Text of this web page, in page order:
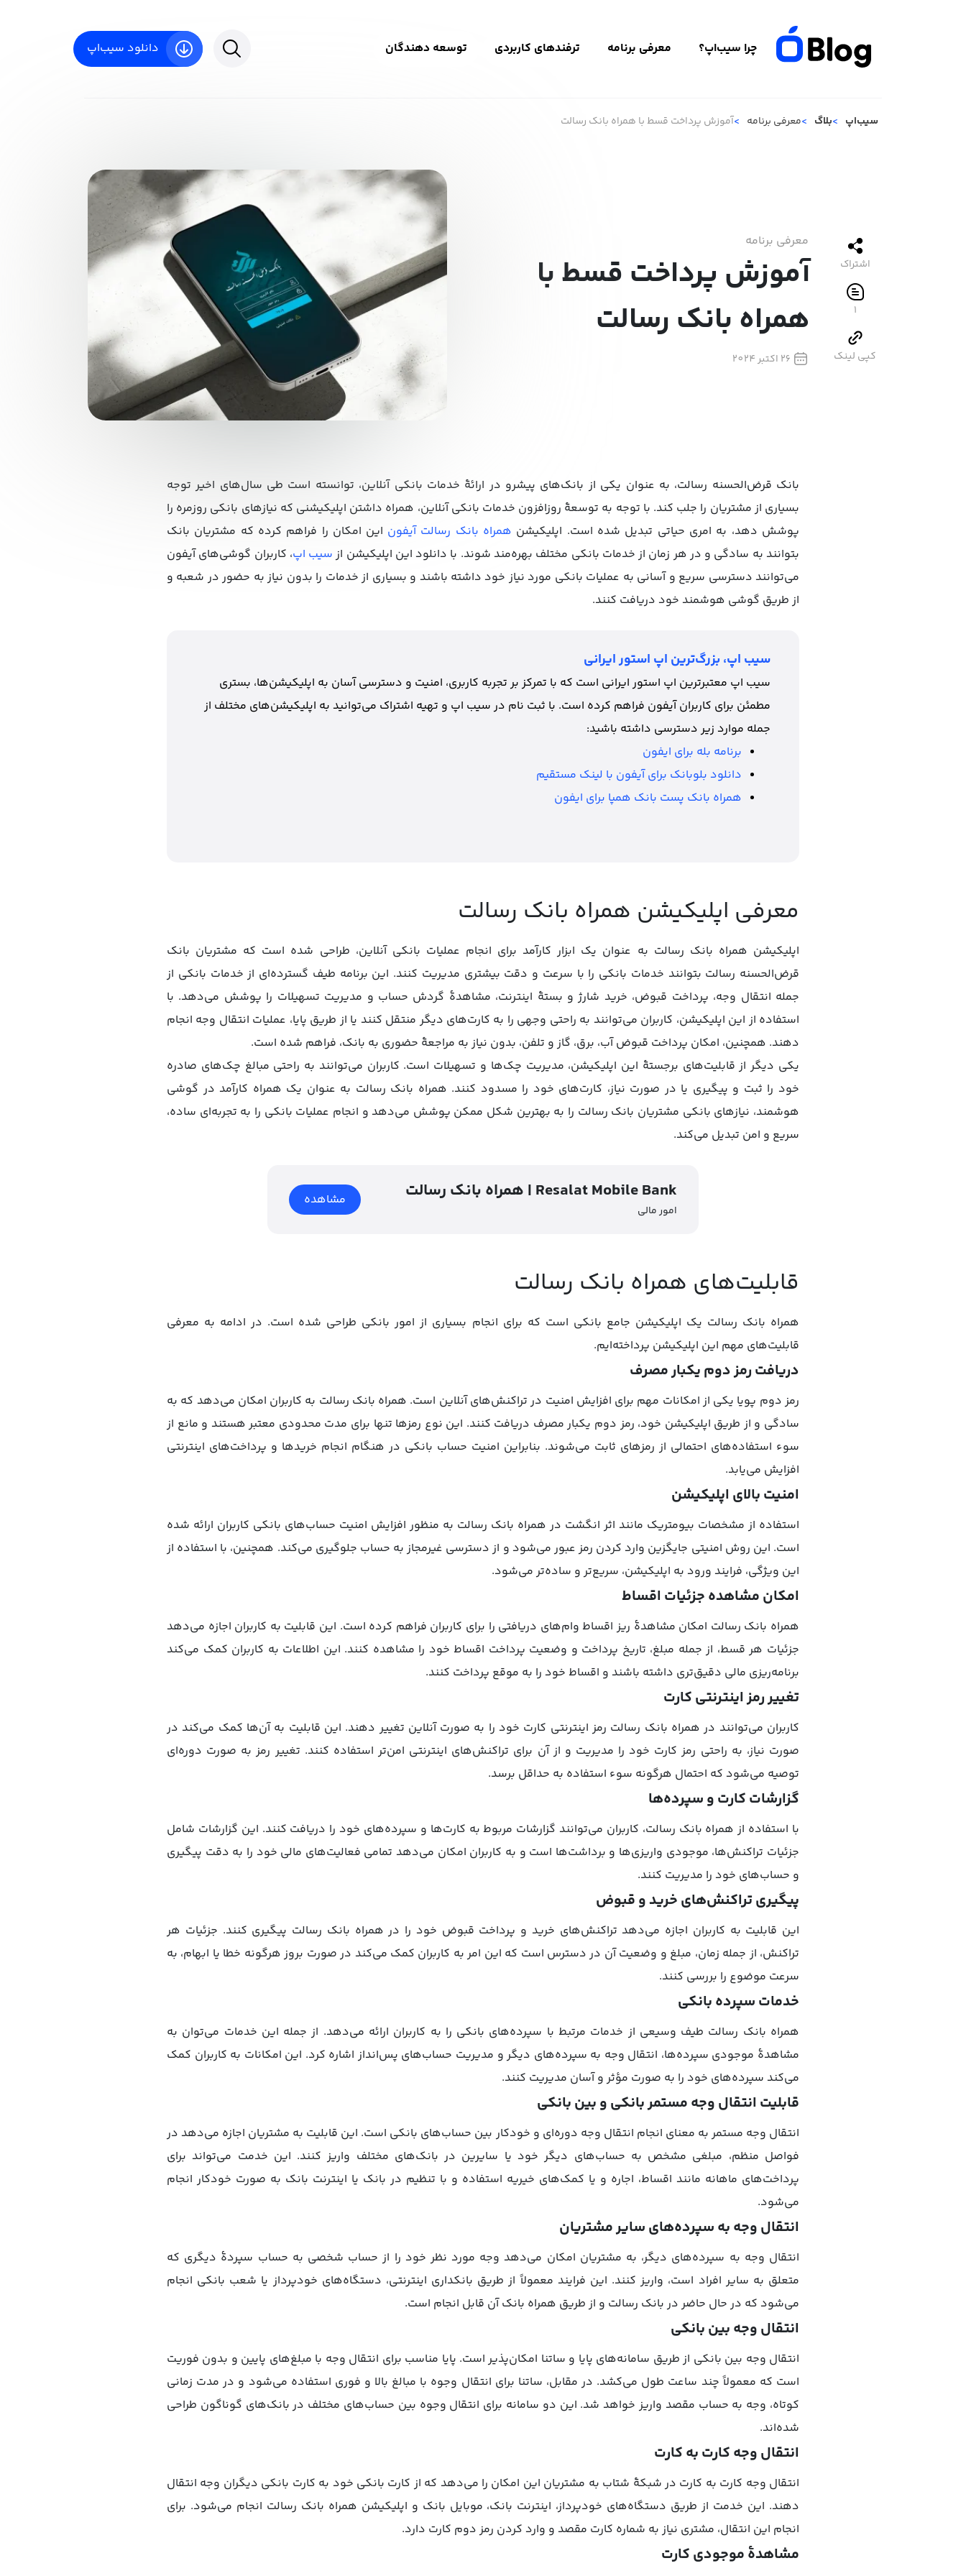
چرا سیب‌اپ؟ معرفی برنامه ترفندهای کاربردی توسعه دهندگان دانلود سیب‌اپ
سیب‌اپ بلاگ معرفی برنامه آموزش پرداخت قسط با همراه بانک رسالت
معرفی برنامه
آموزش پرداخت قسط با
همراه بانک رسالت
26 اکتبر 2024
اشتراک
۱
کپی لینک
بانک قرض‌الحسنه رسالت، به عنوان یکی از بانک‌های پیشرو در ارائۀ خدمات بانکی آنلاین، توانسته است طی سال‌های اخیر توجه
بسیاری از مشتریان را جلب کند. با توجه به توسعۀ روزافزون خدمات بانکی آنلاین، همراه داشتن اپلیکیشنی که نیازهای بانکی روزمره را
پوشش دهد، به امری حیاتی تبدیل شده است. اپلیکیشن همراه بانک رسالت آیفون این امکان را فراهم کرده که مشتریان بانک
بتوانند به سادگی و در هر زمان از خدمات بانکی مختلف بهره‌مند شوند. با دانلود این اپلیکیشن از سیب اپ، کاربران گوشی‌های آیفون
می‌توانند دسترسی سریع و آسانی به عملیات بانکی مورد نیاز خود داشته باشند و بسیاری از خدمات را بدون نیاز به حضور در شعبه و
از طریق گوشی هوشمند خود دریافت کنند.
سیب اپ، بزرگ‌ترین اپ استور ایرانی
سیب اپ معتبرترین اپ استور ایرانی است که با تمرکز بر تجربه کاربری، امنیت و دسترسی آسان به اپلیکیشن‌ها، بستری
مطمئن برای کاربران آیفون فراهم کرده است. با ثبت نام در سیب اپ و تهیه اشتراک می‌توانید به اپلیکیشن‌های مختلف از
جمله موارد زیر دسترسی داشته باشید:
برنامه بله براي ايفون
دانلود بلوبانک برای آیفون با لینک مستقیم
همراه بانک پست بانک همپا برای ایفون
معرفی اپلیکیشن همراه بانک رسالت
اپلیکیشن همراه بانک رسالت به عنوان یک ابزار کارآمد برای انجام عملیات بانکی آنلاین، طراحی شده است که مشتریان بانک
قرض‌الحسنه رسالت بتوانند خدمات بانکی را با سرعت و دقت بیشتری مدیریت کنند. این برنامه طیف گسترده‌ای از خدمات بانکی از
جمله انتقال وجه، پرداخت قبوض، خرید شارژ و بستۀ اینترنت، مشاهدۀ گردش حساب و مدیریت تسهیلات را پوشش می‌دهد. با
استفاده از این اپلیکیشن، کاربران می‌توانند به راحتی وجهی را به کارت‌های دیگر منتقل کنند یا از طریق پایا، عملیات انتقال وجه انجام
دهند. همچنین، امکان پرداخت قبوض آب، برق، گاز و تلفن، بدون نیاز به مراجعۀ حضوری به بانک، فراهم شده است.
یکی دیگر از قابلیت‌های برجستۀ این اپلیکیشن، مدیریت چک‌ها و تسهیلات است. کاربران می‌توانند به راحتی مبالغ چک‌های صادره
خود را ثبت و پیگیری یا در صورت نیاز، کارت‌های خود را مسدود کنند. همراه بانک رسالت به عنوان یک همراه کارآمد در گوشی
هوشمند، نیازهای بانکی مشتریان بانک رسالت را به بهترین شکل ممکن پوشش می‌دهد و انجام عملیات بانکی را به تجربه‌ای ساده،
سریع و امن تبدیل می‌کند.
همراه بانک رسالت | Resalat Mobile Bank
امور مالی
مشاهده
قابلیت‌های همراه بانک رسالت
همراه بانک رسالت یک اپلیکیشن جامع بانکی است که برای انجام بسیاری از امور بانکی طراحی شده است. در ادامه به معرفی
قابلیت‌های مهم این اپلیکیشن پرداخته‌ایم.
دریافت رمز دوم یکبار مصرف
رمز دوم پویا یکی از امکانات مهم برای افزایش امنیت در تراکنش‌های آنلاین است. همراه بانک رسالت به کاربران امکان می‌دهد که به
سادگی و از طریق اپلیکیشن خود، رمز دوم یکبار مصرف دریافت کنند. این نوع رمزها تنها برای مدت محدودی معتبر هستند و مانع از
سوء استفاده‌های احتمالی از رمزهای ثابت می‌شوند. بنابراین امنیت حساب بانکی در هنگام انجام خریدها و پرداخت‌های اینترنتی
افزایش می‌یابد.
امنیت بالای اپلیکیشن
استفاده از مشخصات بیومتریک مانند اثر انگشت در همراه بانک رسالت به منظور افزایش امنیت حساب‌های بانکی کاربران ارائه شده
است. این روش امنیتی جایگزین وارد کردن رمز عبور می‌شود و از دسترسی غیرمجاز به حساب جلوگیری می‌کند. همچنین، با استفاده از
این ویژگی، فرایند ورود به اپلیکیشن، سریع‌تر و ساده‌تر می‌شود.
امکان مشاهده جزئیات اقساط
همراه بانک رسالت امکان مشاهدۀ ریز اقساط وام‌های دریافتی را برای کاربران فراهم کرده است. این قابلیت به کاربران اجازه می‌دهد
جزئیات هر قسط، از جمله مبلغ، تاریخ پرداخت و وضعیت پرداخت اقساط خود را مشاهده کنند. این اطلاعات به کاربران کمک می‌کند
برنامه‌ریزی مالی دقیق‌تری داشته باشند و اقساط خود را به موقع پرداخت کنند.
تغییر رمز اینترنتی کارت
کاربران می‌توانند در همراه بانک رسالت رمز اینترنتی کارت خود را به صورت آنلاین تغییر دهند. این قابلیت به آن‌ها کمک می‌کند در
صورت نیاز، به راحتی رمز کارت خود را مدیریت و از آن برای تراکنش‌های اینترنتی امن‌تر استفاده کنند. تغییر رمز به صورت دوره‌ای
توصیه می‌شود که احتمال هرگونه سوء استفاده به حداقل برسد.
گزارشات کارت و سپرده‌ها
با استفاده از همراه بانک رسالت، کاربران می‌توانند گزارشات مربوط به کارت‌ها و سپرده‌های خود را دریافت کنند. این گزارشات شامل
جزئیات تراکنش‌ها، موجودی واریزی‌ها و برداشت‌ها است و به کاربران امکان می‌دهد تمامی فعالیت‌های مالی خود را به دقت پیگیری
و حساب‌های خود را مدیریت کنند.
پیگیری تراکنش‌های خرید و قبوض
این قابلیت به کاربران اجازه می‌دهد تراکنش‌های خرید و پرداخت قبوض خود را در همراه بانک رسالت پیگیری کنند. جزئیات هر
تراکنش، از جمله زمان، مبلغ و وضعیت آن در دسترس است که این امر به کاربران کمک می‌کند در صورت بروز هرگونه خطا یا ابهام، به
سرعت موضوع را بررسی کنند.
خدمات سپرده بانکی
همراه بانک رسالت طیف وسیعی از خدمات مرتبط با سپرده‌های بانکی را به کاربران ارائه می‌دهد. از جمله این خدمات می‌توان به
مشاهدۀ موجودی سپرده‌ها، انتقال وجه به سپرده‌های دیگر و مدیریت حساب‌های پس‌انداز اشاره کرد. این امکانات به کاربران کمک
می‌کند سپرده‌های خود را به صورت مؤثر و آسان مدیریت کنند.
قابلیت انتقال وجه مستمر بانکی و بین بانکی
انتقال وجه مستمر به معنای انجام انتقال وجه دوره‌ای و خودکار بین حساب‌های بانکی است. این قابلیت به مشتریان اجازه می‌دهد در
فواصل منظم، مبلغی مشخص به حساب‌های دیگر خود یا سایرین در بانک‌های مختلف واریز کنند. این خدمت می‌تواند برای
پرداخت‌های ماهانه مانند اقساط، اجاره و یا کمک‌های خیریه استفاده و با تنظیم در بانک یا اینترنت بانک به صورت خودکار انجام
می‌شود.
انتقال وجه به سپرده‌های سایر مشتریان
انتقال وجه به سپرده‌های دیگر، به مشتریان امکان می‌دهد وجه مورد نظر خود را از حساب شخصی به حساب سپردۀ دیگری که
متعلق به سایر افراد است، واریز کنند. این فرایند معمولاً از طریق بانکداری اینترنتی، دستگاه‌های خودپرداز یا شعب بانکی انجام
می‌شود که در حال حاضر در بانک رسالت و از طریق همراه بانک آن قابل انجام است.
انتقال وجه بین بانکی
انتقال وجه بین بانکی از طریق سامانه‌های پایا و ساتنا امکان‌پذیر است. پایا مناسب برای انتقال وجه با مبلغ‌های پایین و بدون فوریت
است که معمولاً چند ساعت طول می‌کشد. در مقابل، ساتنا برای انتقال وجوه با مبالغ بالا و فوری استفاده می‌شود و در مدت زمانی
کوتاه، وجه به حساب مقصد واریز خواهد شد. این دو سامانه برای انتقال وجوه بین حساب‌های مختلف در بانک‌های گوناگون طراحی
شده‌اند.
انتقال وجه کارت به کارت
انتقال وجه کارت به کارت در شبکۀ شتاب به مشتریان این امکان را می‌دهد که از کارت بانکی خود به کارت بانکی دیگران وجه انتقال
دهند. این خدمت از طریق دستگاه‌های خودپرداز، اینترنت بانک، موبایل بانک و اپلیکیشن همراه بانک رسالت انجام می‌شود. برای
انجام این انتقال، مشتری نیاز به شماره کارت مقصد و وارد کردن رمز دوم کارت دارد.
مشاهدۀ موجودی کارت